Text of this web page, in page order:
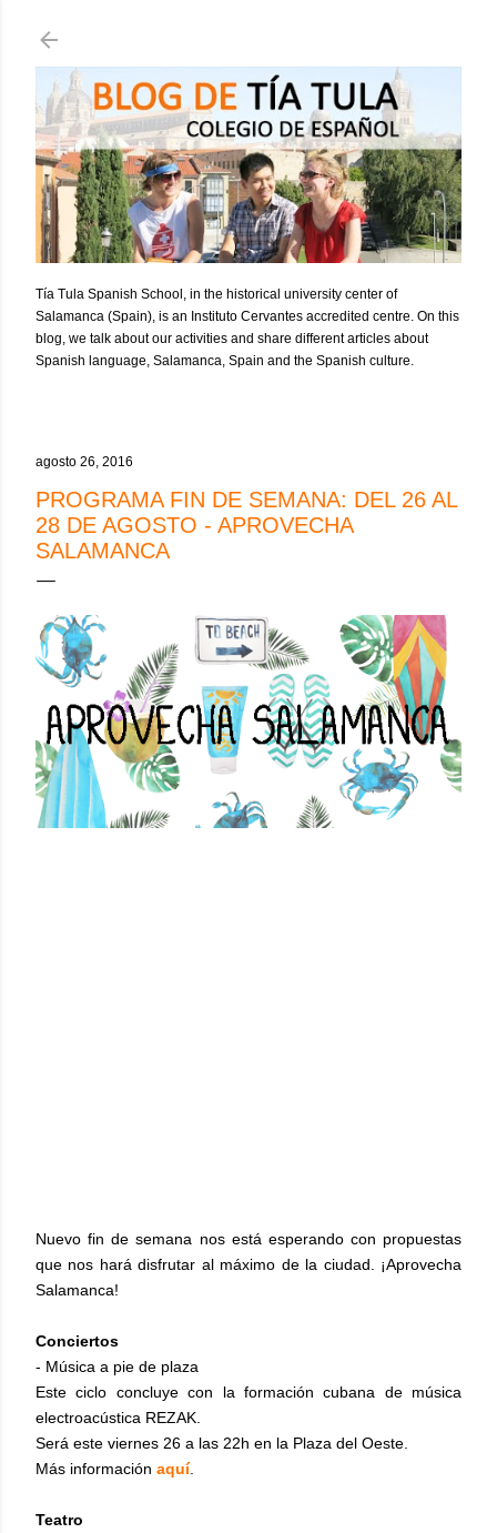
Tía Tula Spanish School, in the historical university center of
Salamanca (Spain), is an Instituto Cervantes accredited centre. On this
blog, we talk about our activities and share different articles about
Spanish language, Salamanca, Spain and the Spanish culture.
agosto 26, 2016
PROGRAMA FIN DE SEMANA: DEL 26 AL
28 DE AGOSTO - APROVECHA
SALAMANCA
Nuevo fin de semana nos está esperando con propuestas
que nos hará disfrutar al máximo de la ciudad. ¡Aprovecha
Salamanca!
Conciertos
- Música a pie de plaza
Este ciclo concluye con la formación cubana de música
electroacústica REZAK.
Será este viernes 26 a las 22h en la Plaza del Oeste.
Más información aquí.
Teatro